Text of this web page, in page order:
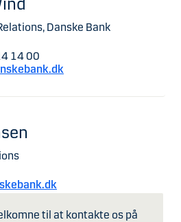
Danske Bank
14 00
til at kontakte os på